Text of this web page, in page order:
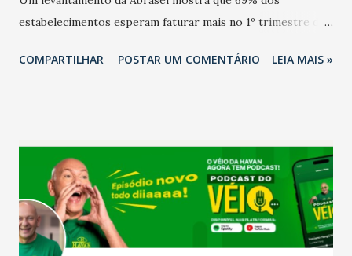
estabelecimentos esperam faturar mais no 1º trimestre de
relação ao último trimestre deste ano, 56% também
confraternizações de fim de ano e pelo pagamento do 13º
Salário para um número maior de trabalhadores, já que o
país tem a menor taxa de desemprego dos anos recentes.
Ainda segundo a Pesquisa, em novembro de 2025, 40% dos
bares e restaurantes operaram com lucro e outros 40%
COMPARTILHAR POSTAR UM COMENTÁRIO LEIA MAIS »